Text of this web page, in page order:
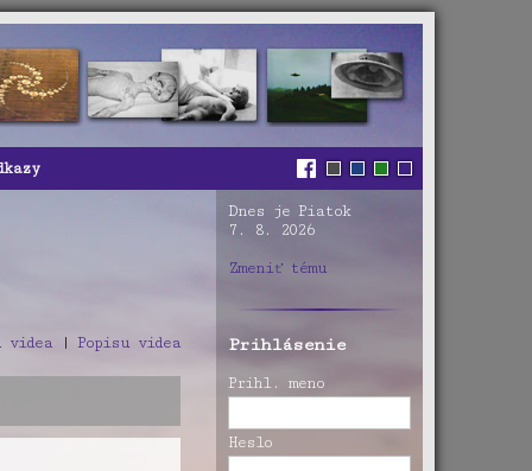
videa| Popisu videa
Dnes je Piatok
7. 8. 2026
Zmeniť tému
Prihlásenie
Prihl. meno
Heslo